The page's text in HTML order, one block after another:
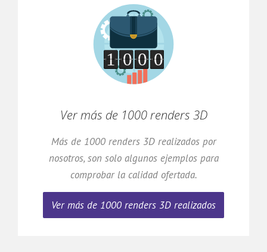
Ver más de 1000 renders 3D
Más de 1000 renders 3D realizados por
nosotros, son solo algunos ejemplos para
comprobar la calidad ofertada.
Ver más de 1000 renders 3D realizados